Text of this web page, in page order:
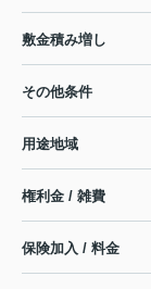
敷金積み増し
その他条件
用途地域
権利金 / 雑費
保険加入 / 料金